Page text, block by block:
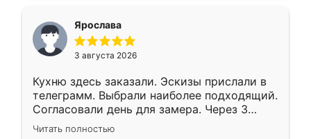
Ярослава
3 августа 2026
Кухню здесь заказали. Эскизы прислали в
телеграмм. Выбрали наиболее подходящий.
Согласовали день для замера. Через 3
недели кухня была уже готова. Остались
Читать полностью